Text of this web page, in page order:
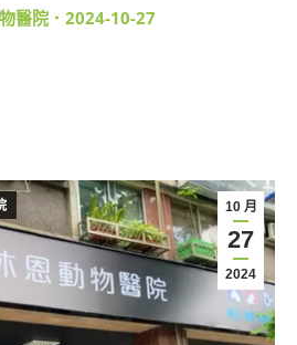
醫院 2024-10-27
10 月
27
2024